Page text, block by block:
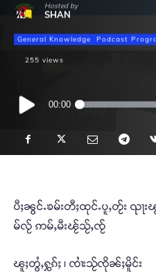
Hosted by
SHAN
General Knowledge Podcast
255 views
Audio
Player
00:00
ပီႈၼွင်ႉၶမ်းတီႈထုင်ႉပူႇတႂ်း ၺႃ
မ်လႂ် ဢမ်ႇမီးၽႂ်သႂ်ႇၸႂ်
ၽူႈတွႆႇႁွၵ်ႈ ၊ ၸၢႆးသႂ်ၸိုၼ်ႈမိူင်း